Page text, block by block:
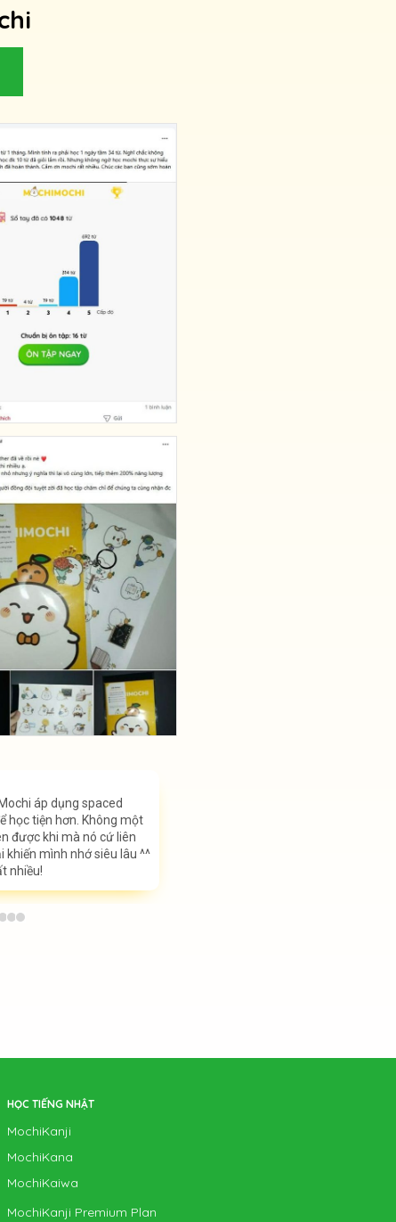
áp dụng spaced
học tiện hơn. Không một
được khi mà nó cứ liên
khiến mình nhớ siêu lâu ^^
nhiều!
tiết và siêu tiện. Mình
nào khác nữa. Chỉ cần
đã gợi ý!
đã luôn lắng nghe
từng ngày nha. Giờ
MochiKanji Premium Plan
HỌC TIẾNG NHẬT
MochiKanji
MochiKana
MochiKaiwa